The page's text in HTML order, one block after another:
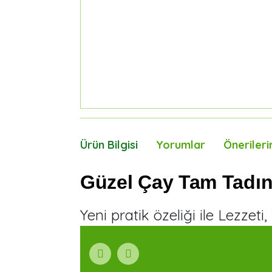
Ürün Bilgisi Yorumlar
Güzel Çay Tam
Yeni pratik özeliği ile Lezzeti,
Bu ürünün fiyat bilgisi, resim, ürün
Görüş ve önerileriniz için teşekkür ederiz.